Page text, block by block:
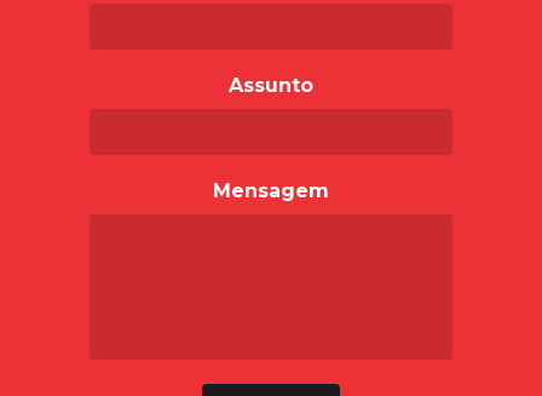
Assunto
Mensagem